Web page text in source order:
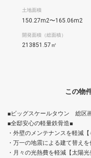
土地面積
150.27m2〜165.06m2
開発面積（総面積）
213851.57㎡
この物
■ビッグスケールタウン 総区
■全邸安心の軽量鉄骨造■
・外壁のメンテナンスを軽減
・万一の地震による建て替え
・月々の光熱費を軽減【太陽